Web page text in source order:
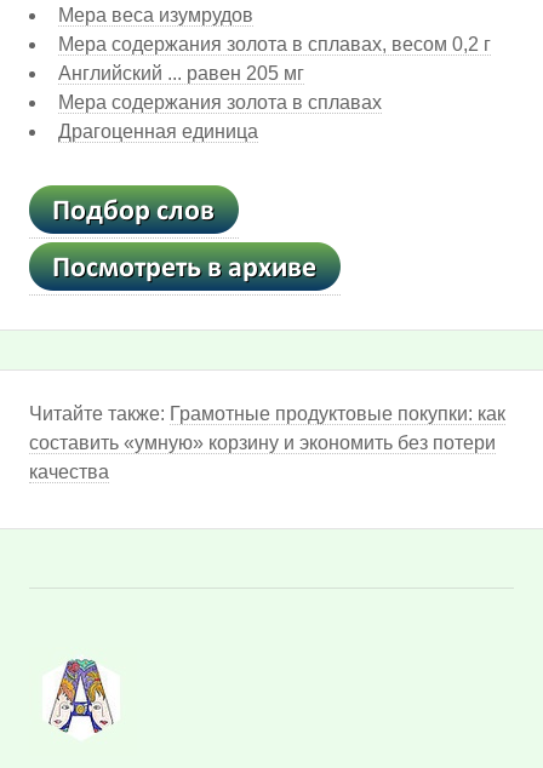
Мера веса изумрудов
Мера содержания золота в сплавах, весом 0,2 г
Английский ... равен 205 мг
Мера содержания золота в сплавах
Драгоценная единица
Читайте также: Грамотные продуктовые покупки: как
составить «умную» корзину и экономить без потери
качества